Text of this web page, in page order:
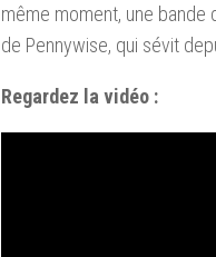
même moment, une bande
de Pennywise, qui sévit
Regardez la vidéo :